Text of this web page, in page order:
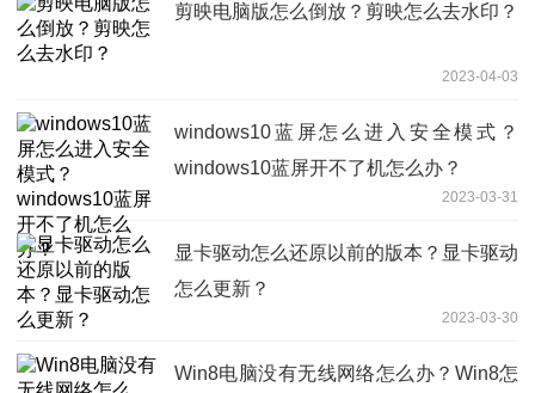
剪映电脑版怎么倒放？剪映怎么去水印？
2023-04-03
windows10蓝屏怎么进入安全模式？
windows10蓝屏开不了机怎么办？
2023-03-31
显卡驱动怎么还原以前的版本？显卡驱动
怎么更新？
2023-03-30
Win8电脑没有无线网络怎么办？Win8怎